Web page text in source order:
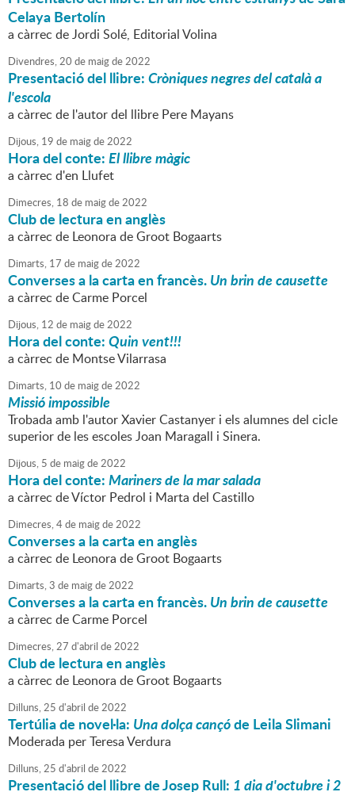
Celaya Bertolín
a càrrec de Jordi Solé, Editorial Volina
Divendres,20 de maigde2022
Presentació del llibre:Cròniques negres del català a
l'escola
a càrrec de l'autor del llibre Pere Mayans
Dijous, 19 de maigde2022
Hora del conte:El llibre màgic
a càrrec d'en Llufet
Dimecres, 18 de maigde2022
Club de lectura en anglès
a càrrec de Leonora de Groot Bogaarts
Dimarts, 17 de maigde2022
Converses a la carta en francès.Un brin de causette
a càrrec de Carme Porcel
Dijous, 12 de maigde2022
Hora del conte:Quin vent!!!
a càrrec de Montse Vilarrasa
Dimarts, 10 de maigde2022
Missió impossible
Trobada amb l'autor Xavier Castanyer i els alumnes del cicle
superior de les escoles Joan Maragall i Sinera.
Dijous, 5 de maigde2022
Hora del conte:Mariners de la mar salada
a càrrec de Víctor Pedrol i Marta del Castillo
Dimecres,4de maigde2022
Converses a la carta en anglès
a càrrec de Leonora de Groot Bogaarts
Dimarts,3 de maigde2022
Converses a la carta en francès.Un brin de causette
a càrrec de Carme Porcel
Dimecres,27 d'abril de2022
Club de lectura en anglès
a càrrec de Leonora de Groot Bogaarts
Dilluns,25 d'abril de2022
Tertúlia de novel·la: Una dolça cançóde Leila Slimani
Moderada per Teresa Verdura
Dilluns,25 d'abril de2022
Presentació del llibre de Josep Rull: 1 dia d'octubre i 2